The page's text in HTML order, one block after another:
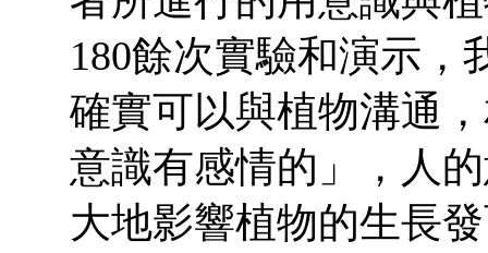
180餘次實驗和演示，
確實可以與植物溝通
意識有感情的」，人
大地影響植物的生長